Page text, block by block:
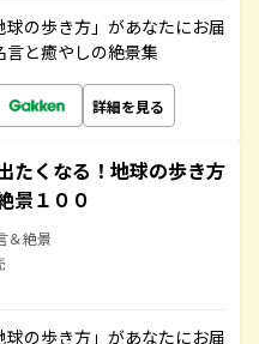
の歩き方」があなたにお届
言と癒やしの絶景集
詳細を見る
たくなる！地球の歩き方
景１００
＆絶景
の歩き方」があなたにお届